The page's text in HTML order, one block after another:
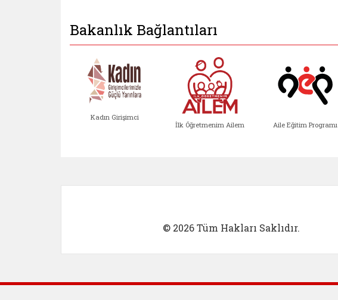
Bakanlık Bağlantıları
Kadın Girişimci
İlk Öğretmenim Ailem Aile Eğitim Programı
© 2026 Tüm Hakları Saklıdır.